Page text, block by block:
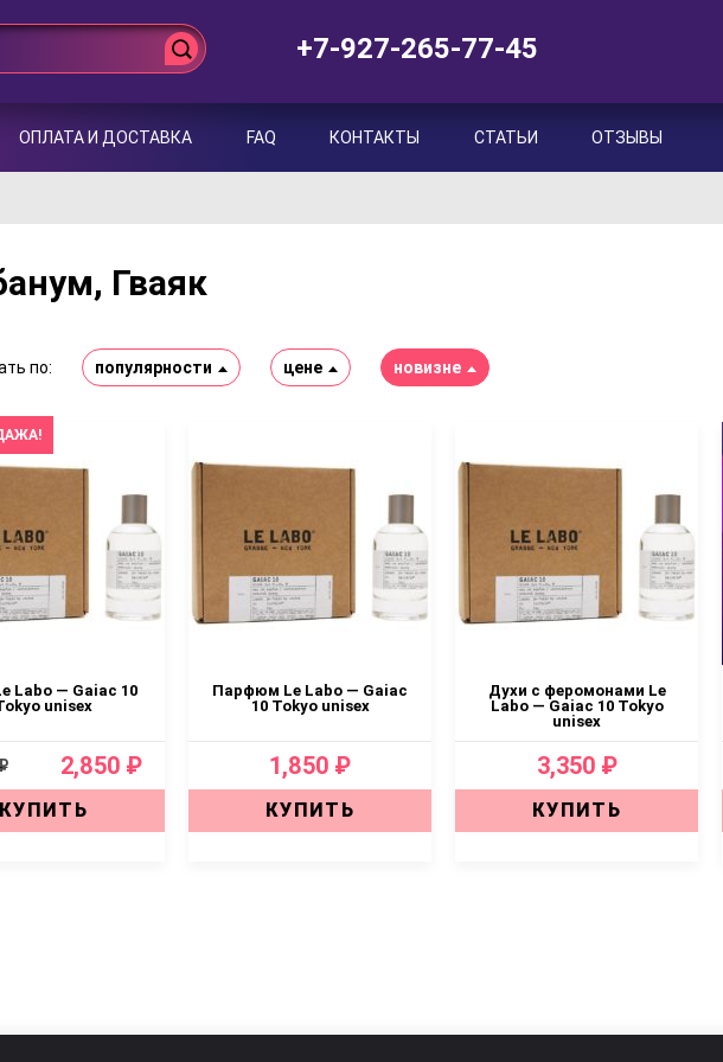
+7-927-265-77-45
ОПЛАТА И ДОСТАВКА FAQ КОНТАКТЫ СТАТЬИ ОТЗЫВЫ
Гваяк
по: популярности цене новизне
Labo — Gaiac 10
unisex
2,850 ₽
КУПИТЬ
Парфюм Le Labo — Gaiac
10 Tokyo unisex
1,850 ₽
КУПИТЬ
Духи с феромонами Le
Labo — Gaiac 10 Tokyo
unisex
3,350 ₽
КУПИТЬ